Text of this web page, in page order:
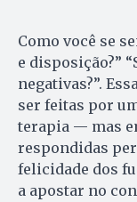
Como você se
e disposição?”
negativas?”.
ser feitas por
terapia — mas
respondidas
felicidade dos
a apostar no